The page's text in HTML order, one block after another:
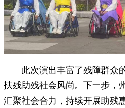
此次演出丰富了残障群众
扶残助残社会风尚。下一步，
汇聚社会合力，持续开展助残